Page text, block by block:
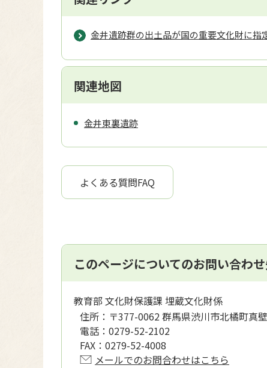
金井遺跡群の出土品が国の重要文化財に指
関連地図
金井東裏遺跡
よくある質問FAQ
このページについてのお問い合わ
教育部 文化財保護課 埋蔵文化財係
住所： 〒377-0062 群馬県渋川市北橘町真
電話： 0279-52-2102
FAX： 0279-52-4008
メールでのお問合わせはこちら